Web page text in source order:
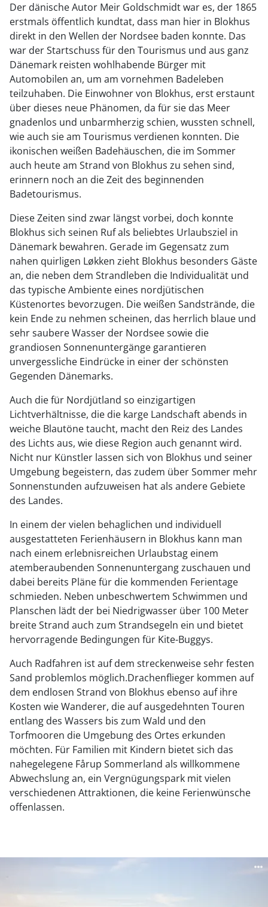
Der dänische Autor Meir Goldschmidt war es, der 1865
erstmals öffentlich kundtat, dass man hier in Blokhus
direkt in den Wellen der Nordsee baden konnte. Das
war der Startschuss für den Tourismus und aus ganz
Dänemark reisten wohlhabende Bürger mit
Automobilen an, um am vornehmen Badeleben
teilzuhaben. Die Einwohner von Blokhus, erst erstaunt
über dieses neue Phänomen, da für sie das Meer
gnadenlos und unbarmherzig schien, wussten schnell,
wie auch sie am Tourismus verdienen konnten. Die
ikonischen weißen Badehäuschen, die im Sommer
auch heute am Strand von Blokhus zu sehen sind,
erinnern noch an die Zeit des beginnenden
Badetourismus.
Diese Zeiten sind zwar längst vorbei, doch konnte
Blokhus sich seinen Ruf als beliebtes Urlaubsziel in
Dänemark bewahren. Gerade im Gegensatz zum
nahen quirligen Løkken zieht Blokhus besonders Gäste
an, die neben dem Strandleben die Individualität und
das typische Ambiente eines nordjütischen
Küstenortes bevorzugen. Die weißen Sandstrände, die
kein Ende zu nehmen scheinen, das herrlich blaue und
sehr saubere Wasser der Nordsee sowie die
grandiosen Sonnenuntergänge garantieren
unvergessliche Eindrücke in einer der schönsten
Gegenden Dänemarks.
Auch die für Nordjütland so einzigartigen
Lichtverhältnisse, die die karge Landschaft abends in
weiche Blautöne taucht, macht den Reiz des Landes
des Lichts aus, wie diese Region auch genannt wird.
Nicht nur Künstler lassen sich von Blokhus und seiner
Umgebung begeistern, das zudem über Sommer mehr
Sonnenstunden aufzuweisen hat als andere Gebiete
des Landes.
In einem der vielen behaglichen und individuell
ausgestatteten Ferienhäusern in Blokhus kann man
nach einem erlebnisreichen Urlaubstag einem
atemberaubenden Sonnenuntergang zuschauen und
dabei bereits Pläne für die kommenden Ferientage
schmieden. Neben unbeschwertem Schwimmen und
Planschen lädt der bei Niedrigwasser über 100 Meter
breite Strand auch zum Strandsegeln ein und bietet
hervorragende Bedingungen für Kite-Buggys.
Auch Radfahren ist auf dem streckenweise sehr festen
Sand problemlos möglich.Drachenflieger kommen auf
dem endlosen Strand von Blokhus ebenso auf ihre
Kosten wie Wanderer, die auf ausgedehnten Touren
entlang des Wassers bis zum Wald und den
Torfmooren die Umgebung des Ortes erkunden
möchten. Für Familien mit Kindern bietet sich das
nahegelegene Fårup Sommerland als willkommene
Abwechslung an, ein Vergnügungspark mit vielen
verschiedenen Attraktionen, die keine Ferienwünsche
offenlassen.